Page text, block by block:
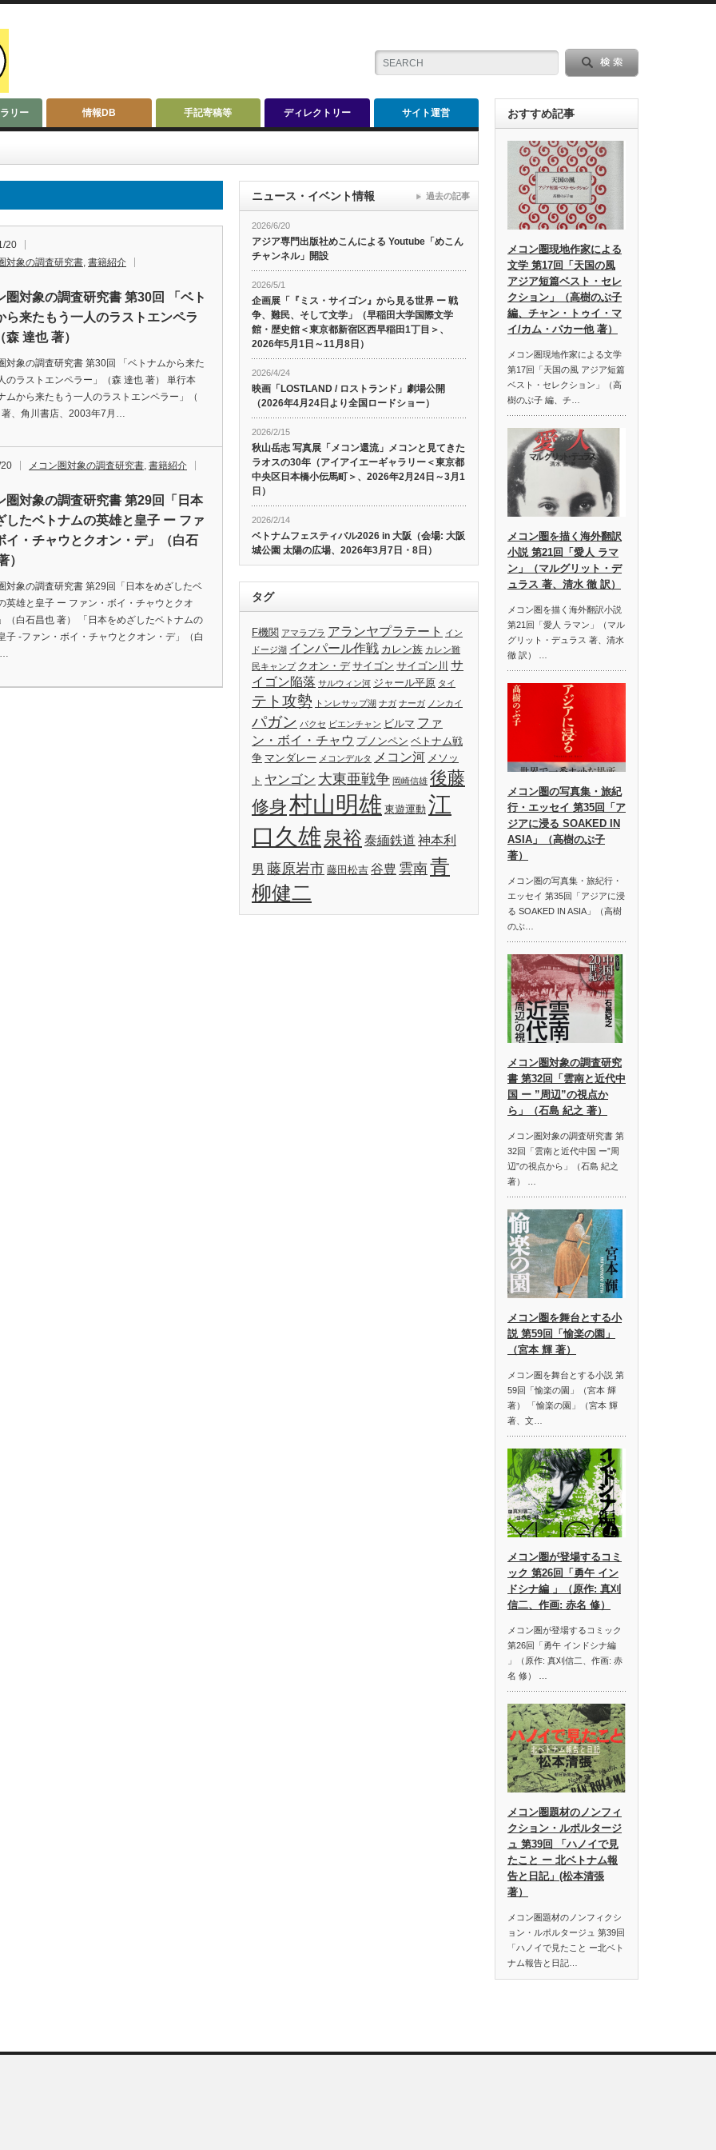
リー 情報DB 手記寄稿等 ディレクトリー サイト運営
20
対象の調査研究書, 書籍紹介
圏対象の調査研究書 第30回 「ベト
ら来たもう一人のラストエンペラ
森 達也 著）
対象の調査研究書 第30回 「ベトナムから来た
のラストエンペラー」（森 達也 著） 単行本
ムから来たもう一人のラストエンペラー」（
著、角川書店、2003年7月…
メコン圏対象の調査研究書, 書籍紹介
圏対象の調査研究書 第29回「日本
したベトナムの英雄と皇子 ー ファ
イ・チャウとクオン・デ」（白石
）
対象の調査研究書 第29回「日本をめざしたベ
英雄と皇子 ー ファン・ボイ・チャウとクオ
（白石昌也 著） 「日本をめざしたベトナムの
子 -ファン・ボイ・チャウとクオン・デ」（白
…
ニュース・イベント情報
2026/6/20
アジア専門出版社めこんによる Youtube「めこん
チャンネル」開設
2026/5/1
企画展「『ミス・サイゴン』から見る世界 ー 戦
争、難民、そして文学」（早稲田大学国際文学
館・歴史館＜東京都新宿区西早稲田1丁目＞、
2026年5月1日～11月8日）
2026/4/24
映画「LOSTLAND / ロストランド」劇場公開
（2026年4月24日より全国ロードショー）
2026/2/15
秋山岳志 写真展「メコン還流」メコンと見てきた
ラオスの30年（アイアイエーギャラリー＜東京都
中央区日本橋小伝馬町＞、2026年2月24日～3月1
日）
2026/2/14
ベトナムフェスティバル2026 in 大阪（会場: 大阪
城公園 太陽の広場、2026年3月7日・8日）
過去の記事
タグ
F機関 アマラプラ アランヤプラテート
イン
ドージ湖 インパール作戦 カレン族 カレン難
民キャンプ クオン・デ サイゴン サイゴン川 サ
イゴン陥落 サルウィン河 ジャール平原 タイ
テト攻勢 トンレサップ湖 ナガ ナーガ ノンカイ
パガン パクセ ビエンチャン ビルマ ファ
ン・ボイ・チャウ プノンペン ベトナム戦
争 マンダレー メコンデルタ メコン河 メソッ
ト ヤンゴン 大東亜戦争 岡崎信雄 後藤
修身村山明雄 東遊運動 江
口久雄泉裕 泰緬鉄道 神本利
男 藤原岩市 藤田松吉 谷豊 雲南青
柳健二
おすすめ記事
メコン圏現地作家による
文学 第17回「天国の風
アジア短篇ベスト・セレ
クション」（高樹のぶ子
編、チャン・トゥイ・マ
イ/カム・パカー他 著）
メコン圏現地作家による文学
第17回「天国の風 アジア短篇
ベスト・セレクション」（高
樹のぶ子 編、チ…
メコン圏を描く海外翻訳
小説 第21回「愛人 ラマ
ン」（マルグリット・デ
ュラス 著、清水 徹 訳）
メコン圏を描く海外翻訳小説
第21回「愛人 ラマン」（マル
グリット・デュラス 著、清水
徹 訳） …
メコン圏の写真集・旅紀
行・エッセイ 第35回「ア
ジアに浸る SOAKED IN
ASIA」（高樹のぶ子
著）
メコン圏の写真集・旅紀行・
エッセイ 第35回「アジアに浸
る SOAKED IN ASIA」（高樹
のぶ…
メコン圏対象の調査研究
書 第32回「雲南と近代中
国 ー ”周辺”の視点か
ら」（石島 紀之 著）
メコン圏対象の調査研究書 第
32回「雲南と近代中国 ー”周
辺”の視点から」（石島 紀之
著） …
メコン圏を舞台とする小
説 第59回「愉楽の園」
（宮本 輝 著）
メコン圏を舞台とする小説 第
59回「愉楽の園」（宮本 輝
著） 「愉楽の園」（宮本 輝
著、文…
メコン圏が登場するコミ
ック 第26回「勇午 イン
ドシナ編 」（原作: 真刈
信二、作画: 赤名 修）
メコン圏が登場するコミック
第26回「勇午 インドシナ編
」（原作: 真刈信二、作画: 赤
名 修） …
メコン圏題材のノンフィ
クション・ルポルタージ
ュ 第39回 「ハノイで見
たこと ー 北ベトナム報
告と日記」(松本清張
著）
メコン圏題材のノンフィクシ
ョン・ルポルタージュ 第39回
「ハノイで見たこと ー北ベト
ナム報告と日記…